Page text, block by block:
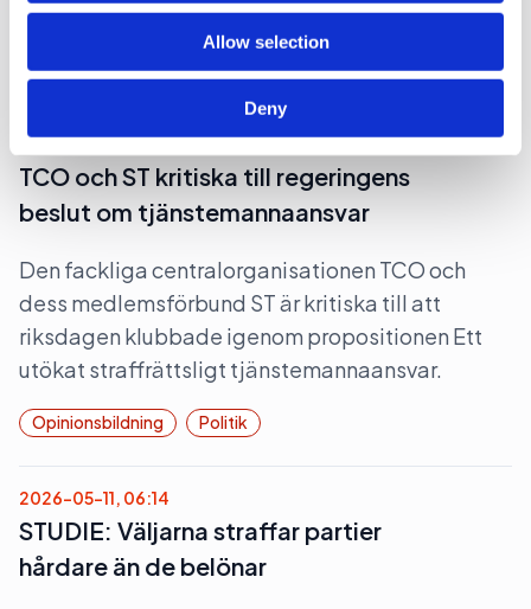
Allow selection
Deny
Opinionsbildning Politik
2026-06-16, 07:24
TCO och ST kritiska till regeringens
beslut om tjänstemannaansvar
Den fackliga centralorganisationen TCO och
dess medlemsförbund ST är kritiska till att
riksdagen klubbade igenom propositionen Ett
utökat straffrättsligt tjänstemannaansvar.
Opinionsbildning Politik
2026-05-11, 06:14
STUDIE: Väljarna straffar partier
hårdare än de belönar